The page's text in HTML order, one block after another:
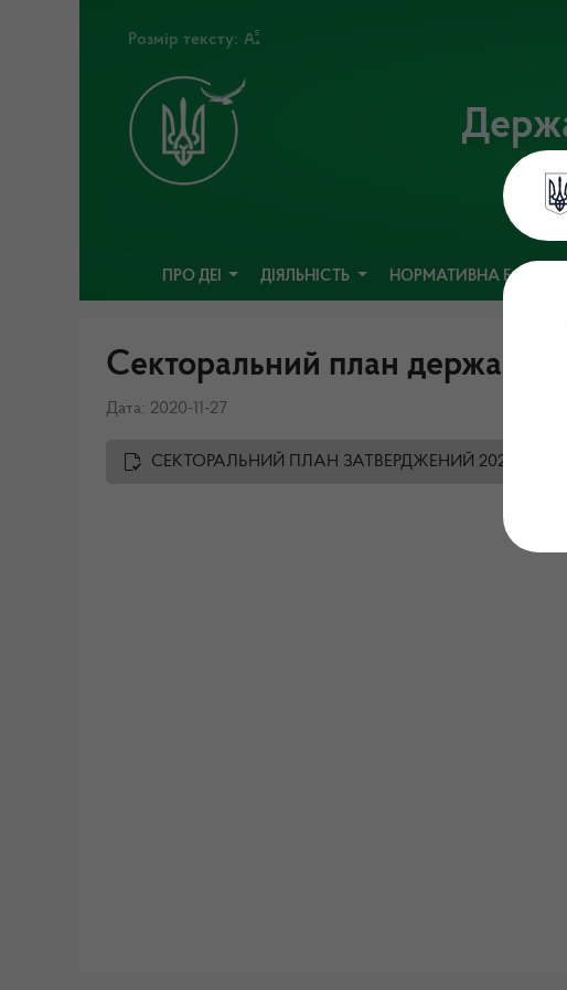
Розмір тексту:
ПРО ДЕІ ДІЯЛЬНІСТЬ НОРМАТИВНА БАЗА
Секторальний план
Дата: 2020-11-27
СЕКТОРАЛЬНИЙ ПЛАН ЗАТВЕРДЖЕНИЙ 2021.pdf